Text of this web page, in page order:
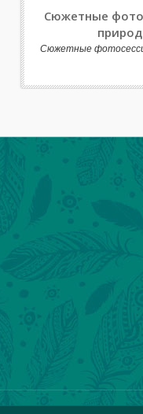
Сюжетные
Сюжетные